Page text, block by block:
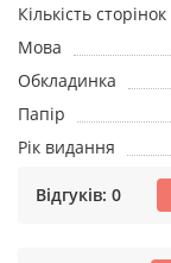
Кількість сторінок
Мова
Обкладинка
Папір
Рік видання
Відгуків: 0